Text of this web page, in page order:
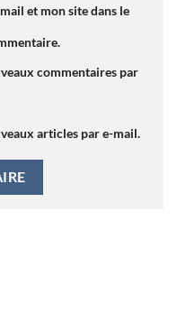
et mon site dans le
commentaires par
articles par e-mail.